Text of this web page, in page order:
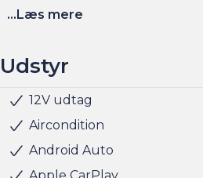
Garanti: 8 år eller 160.000 km.
Du kan tilkøbe udvidet garanti
Køb f.eks. 24 måneder til 13.770
Elbilsinfo:
Rækkevidde: (WLTP): 491km
...Læs mere
Udstyr
12V udtag
Aircondition
Android Auto
Kørecomputer
Multifunktionsrat
Musikstreaming via
Navigation
Nøglefri start
Parkeringssensor bag
Radio
Regnsensor
Servo
Sædevarme for
Udvendig temperaturmåler
USB stik
Alufælge
Fuld LED forlygter
LED baglygter
LED forlygter
LED kørelys
Mørktonede ruder bag
Armlæn
Armlæn bag
Højdejusterbart førersæde
Justerbart rat
Kopholder
Læderrat
Multijusterbart rat
Splitbagsæde
ABS
Airbag
Dæktrykssensor
ESP
Isofix
Selealarm
Skiltegenkendelse
Startspærre
Bilen er på lager til hurtig
Rat m. varme
Glastag
Head-up display
Parkeringssensor for
Parkeringssensor for/bag
360° kamera
Bakkamera
Klimaanlæg
Klimaanlæg 2-zoner
Tonede ruder
Blindvinkelassistent